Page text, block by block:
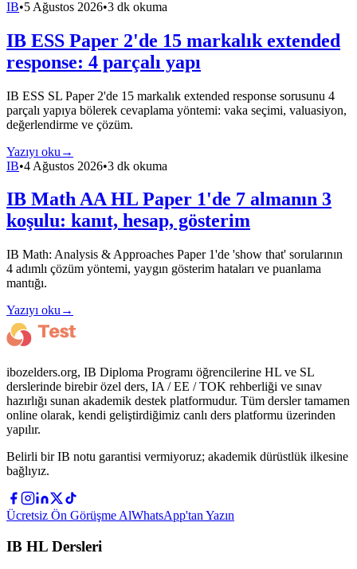
IB•5 Ağustos 2026•3 dk okuma
IB ESS Paper 2'de 15 markalık extended
response: 4 parçalı yapı
IB ESS SL Paper 2'de 15 markalık extended response sorusunu 4
parçalı yapıya bölerek cevaplama yöntemi: vaka seçimi, valuasiyon,
değerlendirme ve çözüm.
Yazıyı oku →
IB•4 Ağustos 2026•3 dk okuma
IB Math AA HL Paper 1'de 7 almanın 3
koşulu: kanıt, hesap, gösterim
IB Math: Analysis & Approaches Paper 1'de 'show that' sorularının
4 adımlı çözüm yöntemi, yaygın gösterim hataları ve puanlama
mantığı.
Yazıyı oku →
ibozelders.org, IB Diploma Programı öğrencilerine HL ve SL
derslerinde birebir özel ders, IA / EE / TOK rehberliği ve sınav
hazırlığı sunan akademik destek platformudur. Tüm dersler tamamen
online olarak, kendi geliştirdiğimiz canlı ders platformu üzerinden
yapılır.
Belirli bir IB notu garantisi vermiyoruz; akademik dürüstlük ilkesine
bağlıyız.
Ücretsiz Ön Görüşme AlWhatsApp'tan Yazın
IB HL Dersleri